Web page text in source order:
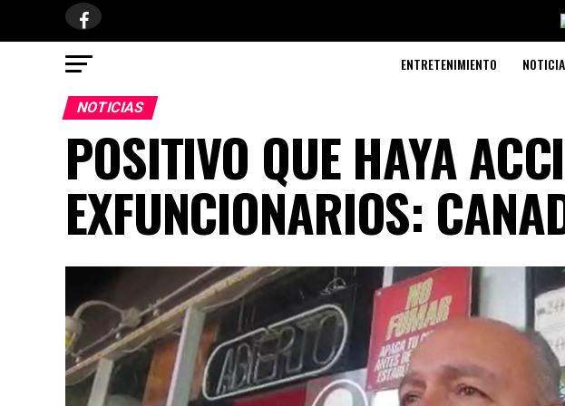
ENTRETENIMIENTO
NOTICIAS
POSITIVO QUE HAYA
EXFUNCIONARIOS: